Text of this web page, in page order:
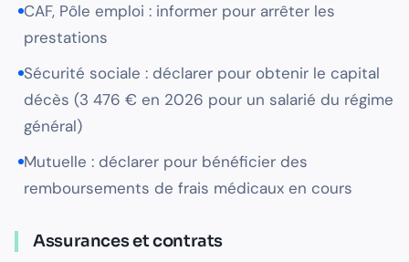
CAF, Pôle emploi : informer pour arrêter les
prestations
Sécurité sociale : déclarer pour obtenir le capital
décès (3 476 € en 2026 pour un salarié du régime
général)
Mutuelle : déclarer pour bénéficier des
remboursements de frais médicaux en cours
Assurances et contrats